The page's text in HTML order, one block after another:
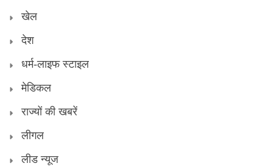
खेल
देश
धर्म-लाइफ स्टाइल
मेडिकल
राज्यों की खबरें
लीगल
लीड न्यूज